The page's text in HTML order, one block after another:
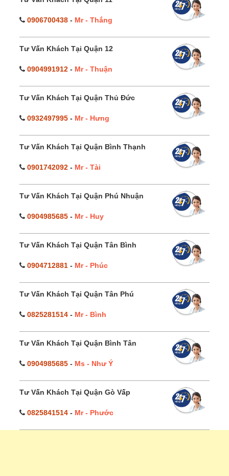
0906700438 - Mr - Thắng
Tư Vấn Khách Tại Quận 12
0904991912 - Mr - Thuận
Tư Vấn Khách Tại Quận Thủ Đức
0932497995 - Mr - Hưng
Tư Vấn Khách Tại Quận Bình Thạnh
0901742092 - Mr - Tài
Tư Vấn Khách Tại Quận Phú Nhuận
0904985685 - Mr - Huy
Tư Vấn Khách Tại Quận Tân Bình
0904712881 - Mr - Phúc
Tư Vấn Khách Tại Quận Tân Phú
0825281514 - Mr - Bình
Tư Vấn Khách Tại Quận Bình Tân
0904985685 - Ms - Như Ý
Tư Vấn Khách Tại Quận Gò Vấp
0825841514 - Mr - Phước